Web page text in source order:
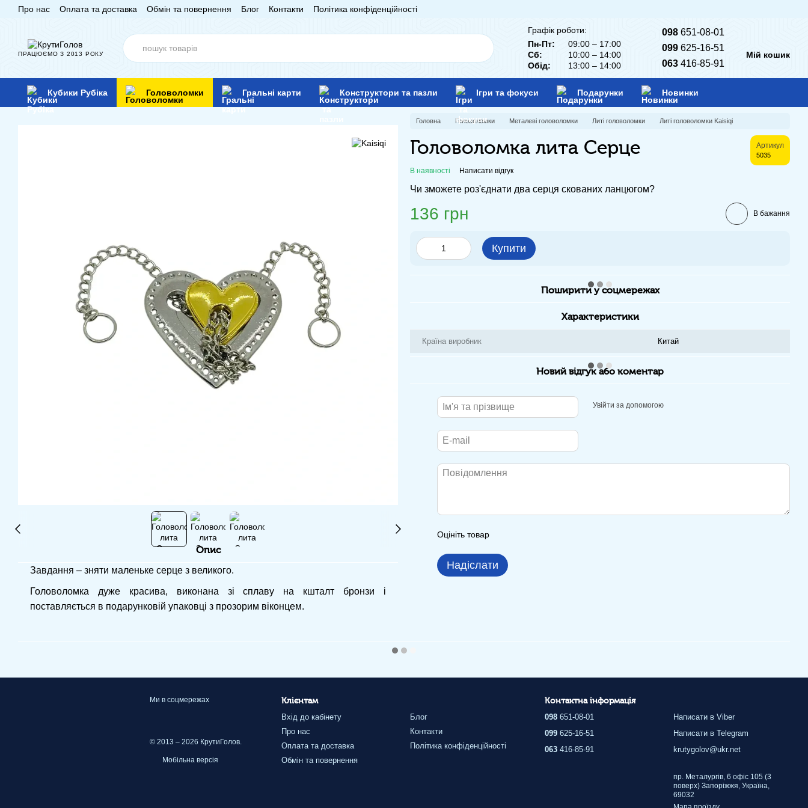
Перейти до основного контенту
Про нас Оплата та доставка Обмін та повернення Блог Контакти Політика конфіденційності
ПРАЦЮЄМО З 2013 РОКУ
Графік роботи:
Пн-Пт:
09:00 – 17:00
Сб:
10:00 – 14:00
Обід:
13:00 – 14:00
098651-08-01
099625-16-51
063416-85-91
Мій кошик
Кубики Рубіка Головоломки Гральні карти Конструктори та пазли Ігри та фокуси Подарунки Новинки
Опис
Завдання – зняти маленьке серце з великого.
Головоломка дуже красива, виконана зі сплаву на кшталт бронзи і
поставляється в подарунковій упаковці з прозорим віконцем.
Головна Головоломки Металеві головоломки Литі головоломки Литі головоломки Kaisiqi
Головоломка лита Серце Артикул
5035
В наявності Написати відгук
Чи зможете роз'єднати два серця скованих ланцюгом?
136 грн В бажання
Купити
Поширити у соцмережах
Характеристики
Країна виробник Китай
Новий відгук або коментар
Увійти за допомогою
Оцініть товар
Надіслати
Ми в соцмережах
© 2013 – 2026 КрутиГолов.
Мобільна версія
Клієнтам
Вхід до кабінету
Про нас
Оплата та доставка
Обмін та повернення
Блог
Контакти
Політика конфіденційності
Контактна інформація
098 651-08-01
099 625-16-51
063 416-85-91
Написати в Viber
Написати в Telegram
krutygolov@ukr.net
пр. Металургів, 6 офіс 105 (3
поверх) Запоріжжя, Україна,
69032